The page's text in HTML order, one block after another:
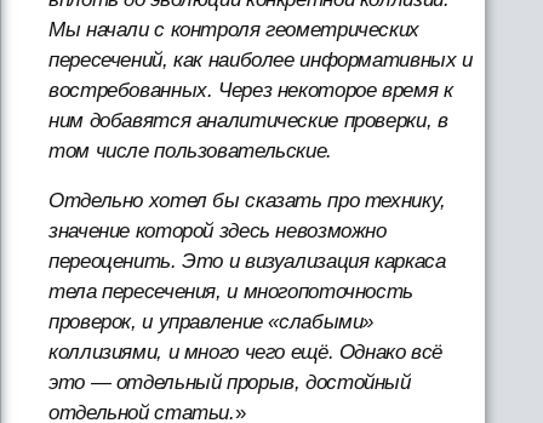
Мы начали с контроля геометрических
пересечений, как наиболее информативных и
востребованных. Через некоторое время к
ним добавятся аналитические проверки, в
том числе пользовательские.
Отдельно хотел бы сказать про технику,
значение которой здесь невозможно
переоценить. Это и визуализация каркаса
тела пересечения, и многопоточность
проверок, и управление «слабыми»
коллизиями, и много чего ещё. Однако всё
это — отдельный прорыв, достойный
отдельной статьи.»